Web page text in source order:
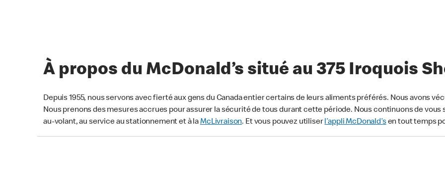
À propos du McDonald’s situé au 375 Iroquois
Depuis 1955, nous servons avec fierté aux gens du Canada entier certains de leurs aliments préférés. Nous avons
Nous prenons des mesures accrues pour assurer la sécurité de tous durant cette période. Nous continuons de
au-volant, au service au stationnement et à laMcLivraison. Et vous pouvez utiliserl’appli McDonald’sen tout temps